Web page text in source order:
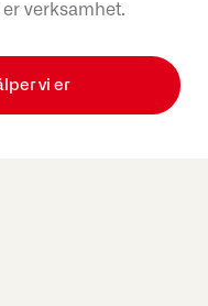
verksamhet.
vi er